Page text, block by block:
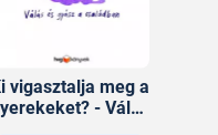
vigasztalja meg a
- Válás